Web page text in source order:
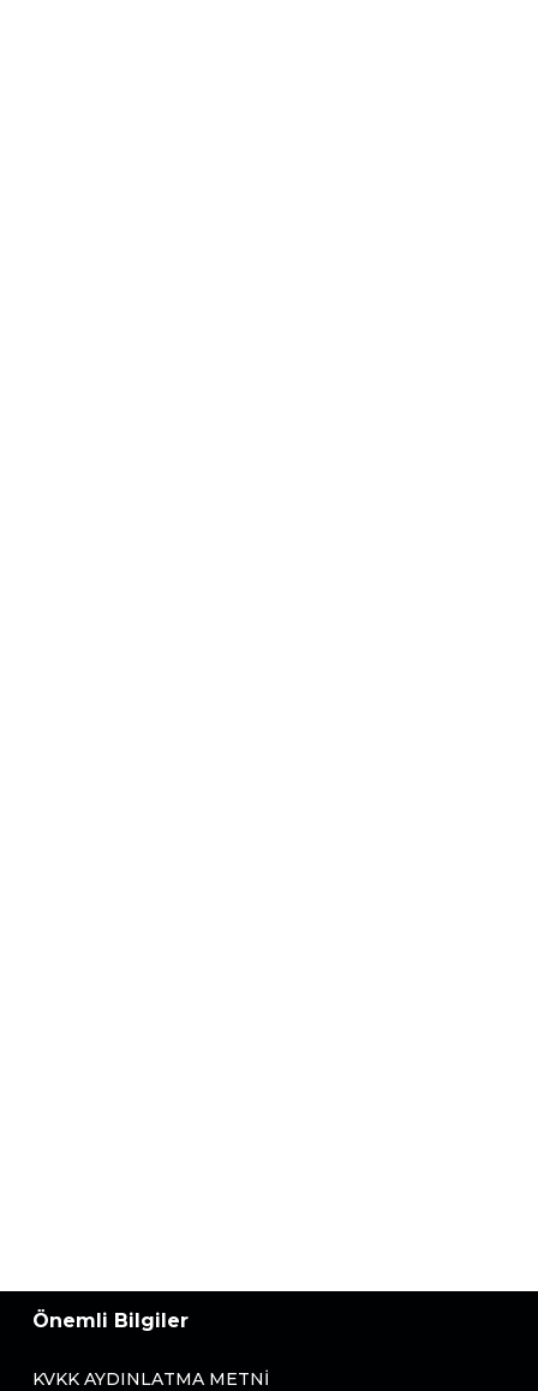
Önemli Bilgiler
KVKK AYDINLATMA METNI